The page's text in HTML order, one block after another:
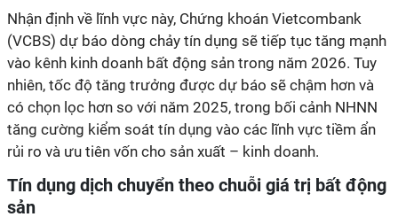
Nhận định về lĩnh vực này, Chứng khoán Vietcombank
(VCBS) dự báo dòng chảy tín dụng sẽ tiếp tục tăng mạnh
vào kênh kinh doanh bất động sản trong năm 2026. Tuy
nhiên, tốc độ tăng trưởng được dự báo sẽ chậm hơn và
có chọn lọc hơn so với năm 2025, trong bối cảnh NHNN
tăng cường kiểm soát tín dụng vào các lĩnh vực tiềm ẩn
rủi ro và ưu tiên vốn cho sản xuất – kinh doanh.
Tín dụng dịch chuyển theo chuỗi giá trị bất động
sản